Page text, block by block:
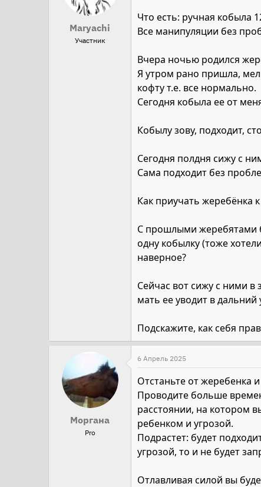
ч
а
л
Maryachi
Участник
Что есть: ручная кобыла
Все манипуляции без
Вчера ночью родился
Я утром рано пришла,
кофту т.е. все нормально.
Сегодня кобыла ее от
Кобылу зову, подходит,
Сегодня полдня сижу с
Сама подходит без
Как приучать жеребёнка
С прошлыми жеребятами
одну кобылку (тоже
наверное?
Сейчас вот сижу с ними в
мать ее уводит в дальний
Подскажите, как себя
Моргана
Pro
6 Апрель 2025
Отстаньте от жеребенка
Проводите больше
расстоянии, на котором
ребенком и угрозой.
Подрастет: будет
угрозой, то и не будет
Отлавливая силой вы